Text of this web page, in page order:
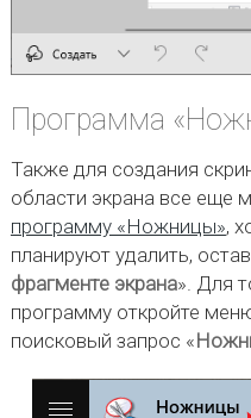
Программа
Также для создания
области экрана все еще
программу «Ножницы»,
планируют удалить,
фрагменте экрана». Для
программу откройте
поисковый запрос «